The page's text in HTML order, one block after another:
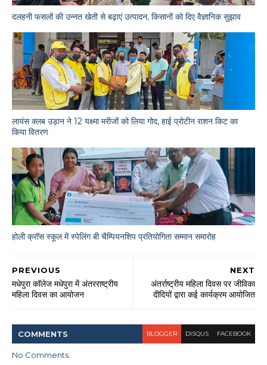
दलहनी फसलों की उन्नत खेती से बढ़ाएं उत्पादन, किसानों को दिए वैज्ञानिक सुझाव
लायंस क्लब उड़ान ने 12 यक्ष्मा मरीजों को लिया गोद, हाई प्रोटीन राशन किट का
किया वितरण
होली क्रॉस स्कूल में स्पेलिंग बी चैम्पियनशिप प्रतियोगिता सम्मान समारोह
NEXT
अंतर्राष्ट्रीय महिला दिवस पर जीविका
दीदियों द्वारा कई कार्यक्रम आयोजित
PREVIOUS
मधेपुरा कॉलेज मधेपुरा में अंतरराष्ट्रीय
महिला दिवस का आयोजन
COMMENTS BLOGGER DISQUS FACEBOOK
No Comments: